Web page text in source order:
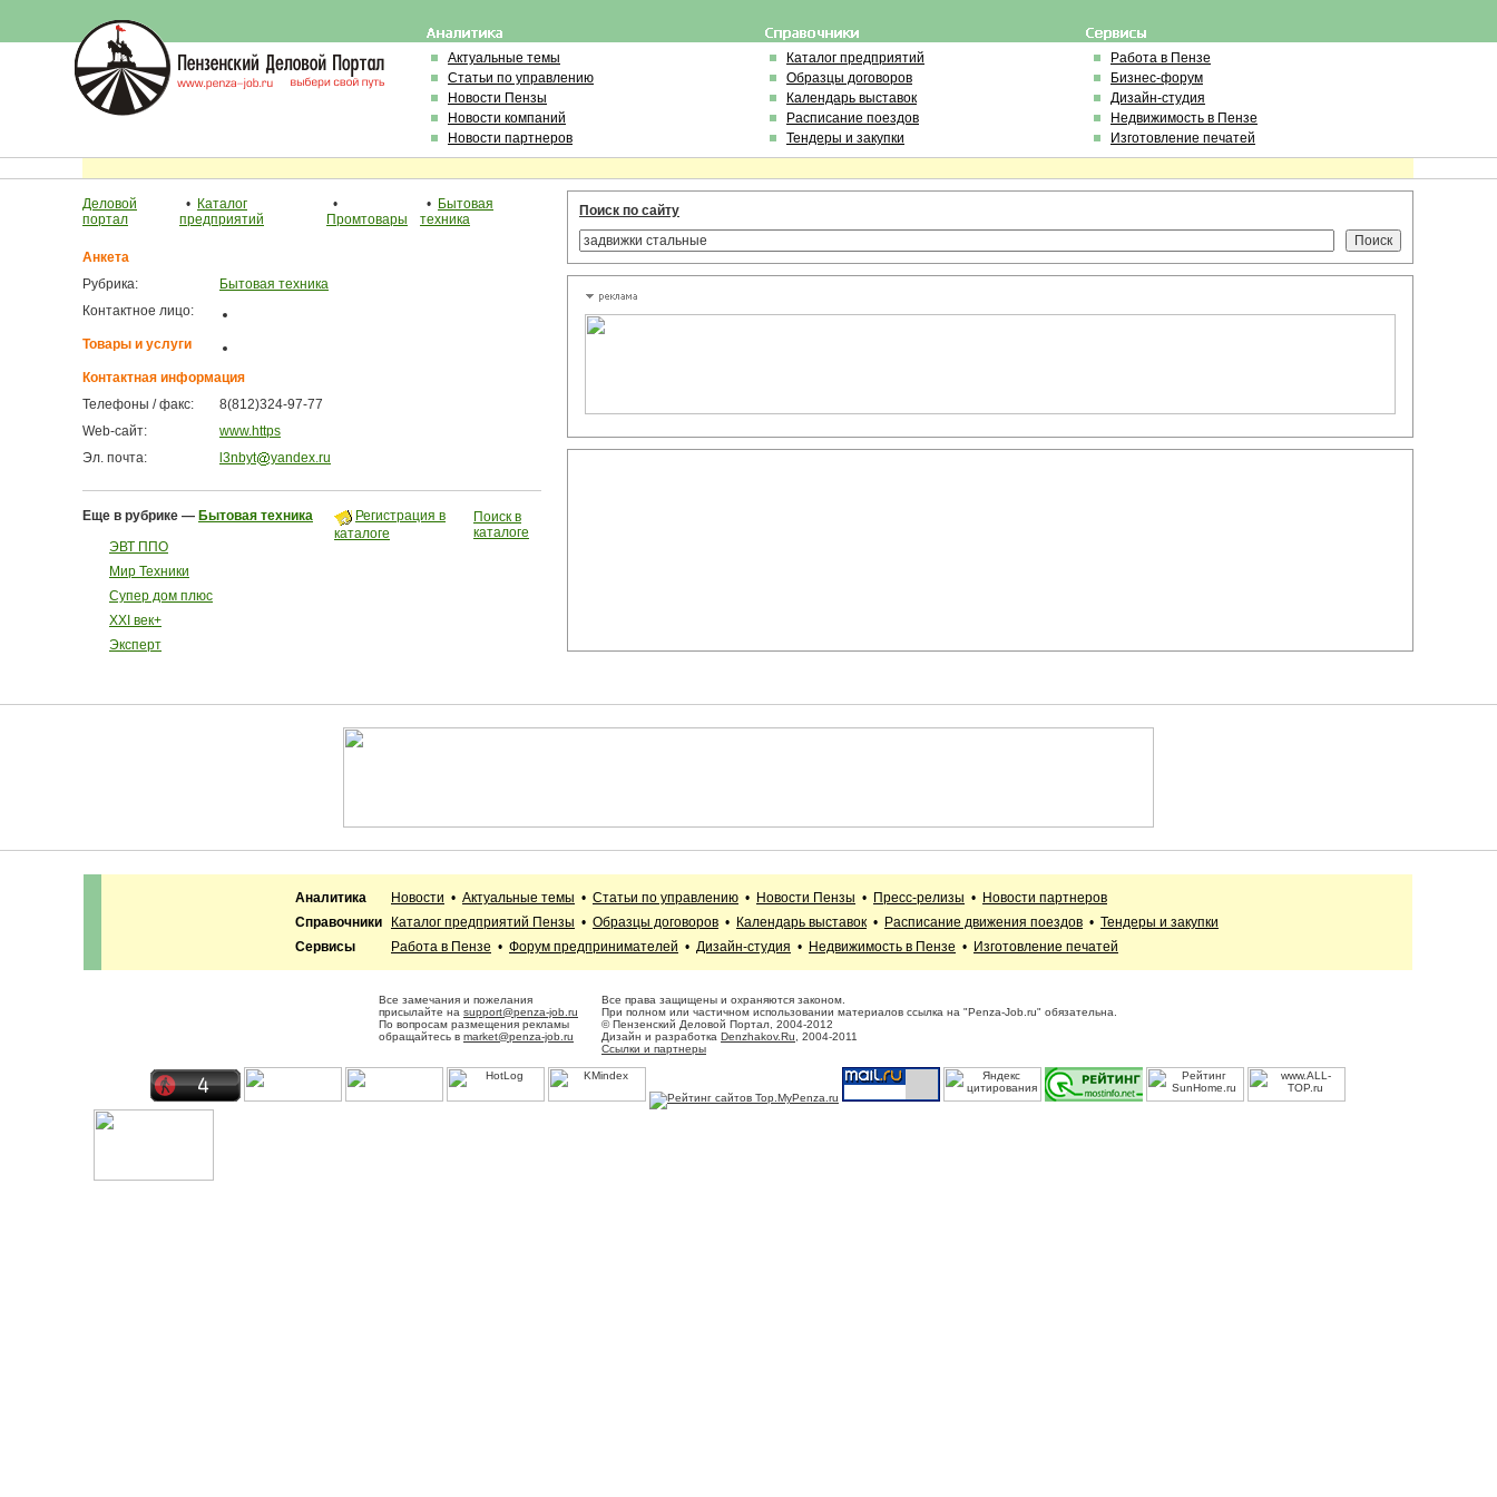
Актуальные темы
Статьи по управлению
Новости Пензы
Новости компаний
Новости партнеров
Каталог предприятий
Образцы договоров
Календарь выставок
Расписание поездов
Тендеры и закупки
Работа в Пензе
Бизнес-форум
Дизайн-студия
Недвижимость в Пензе
Изготовление печатей
Деловой
портал
• Каталог
предприятий
•
Промтовары
• Бытовая
техника
Анкета
Рубрика:
Бытовая техника
Контактное лицо:
Товары и услуги
Контактная информация
Телефоны / факс:
8(812)324-97-77
Web-сайт:
www.https
Эл. почта:
l3nbyt yandex.ru
Еще в рубрике — Бытовая техника
ЭВТ ППО
Мир Техники
Супер дом плюс
ХХI век+
Эксперт
Регистрация в
каталоге
Поиск в
каталоге
Поиск по сайту
Аналитика Новости • Актуальные темы • Статьи по управлению • Новости Пензы • Пресс-релизы • Новости партнеров
Справочники
Каталог предприятий Пензы • Образцы договоров • Календарь выставок • Расписание движения поездов • Тендеры и закупки
Сервисы
Работа в Пензе • Форум предпринимателей • Дизайн-студия • Недвижимость в Пензе • Изготовление печатей
Все замечания и пожелания
присылайте на support@penza-job.ru
По вопросам размещения рекламы
обращайтесь в market@penza-job.ru
Все права защищены и охраняются законом.
При полном или частичном использовании материалов ссылка на "Penza-Job.ru" обязательна.
© Пензенский Деловой Портал, 2004-2012
Дизайн и разработка Denzhakov.Ru , 2004-2011
Ссылки и партнеры